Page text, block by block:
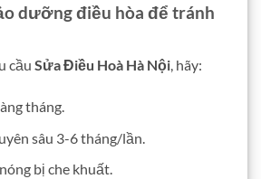
dưỡng điều hòa để tránh
cầu Sửa Điều Hoà Hà Nội, hãy:
tháng.
sâu 3-6 tháng/lần.
bị che khuất.